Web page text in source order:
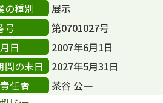
の種別
展示
号
第0701027号
日
2007年6月1日
間の末日
2027年5月31日
任者
茶谷 公一